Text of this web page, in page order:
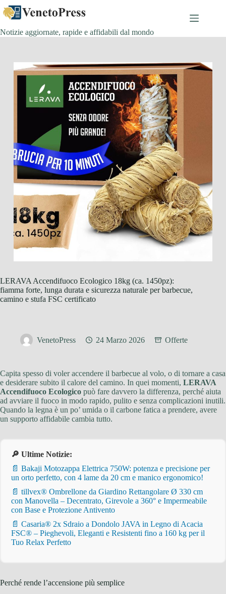
Salta
al
contenuto
Notizie aggiornate, rapide e affidabili dal mondo
LERAVA Accendifuoco Ecologico 18kg (ca. 1450pz):
fiamma forte, lunga durata e sicurezza naturale per barbecue,
camino e stufa FSC certificato
VenetoPress 24 Marzo 2026 Offerte
Capita spesso di voler accendere il barbecue al volo, o di tornare a casa
e desiderare subito il calore del camino. In quei momenti, LERAVA
Accendifuoco Ecologico può fare davvero la differenza, perché aiuta
ad avviare il fuoco in modo rapido, pulito e senza complicazioni inutili.
Quando la legna è un po’ umida o il carbone fatica a prendere, avere
un supporto affidabile cambia tutto.
🔎 Ultime Notizie:
📄 Bakaji Motozappa Elettrica 750W: potenza e precisione per
un orto perfetto, con 4 lame da 20 cm e manico ergonomico!
📄 tillvex® Ombrellone da Giardino Rettangolare Ø 330 cm
con Manovella – Decentrato, Girevole a 360° e Impermeabile
con Base e Protezione Antivento
📄 Casaria® 2x Sdraio a Dondolo JAVA in Legno di Acacia
FSC® – Pieghevoli, Eleganti e Resistenti fino a 160 kg per il
Tuo Relax Perfetto
Perché rende l’accensione più semplice